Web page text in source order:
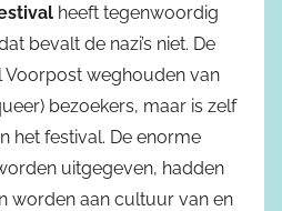
heeft tegenwoordig
bevalt de nazi’s niet. De
Voorpost weghouden van
bezoekers, maar is zelf
het festival. De enorme
uitgegeven, hadden
worden aan cultuur van en